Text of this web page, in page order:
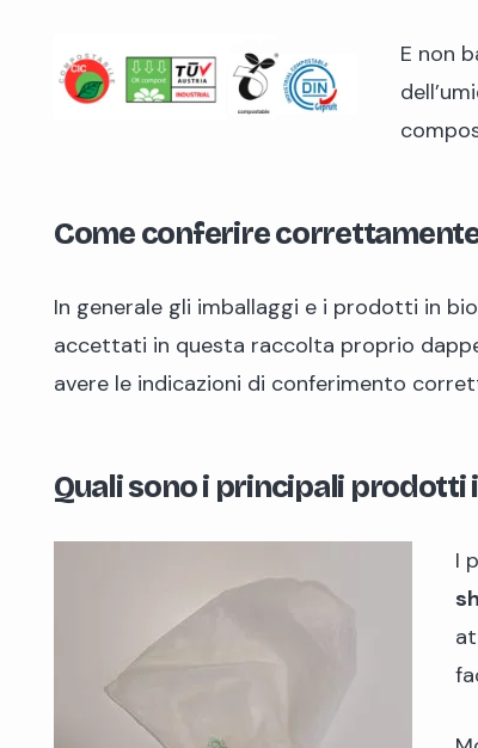
E non
Come conferire
In generale gli imballaggi e i prodotti in
accettati in questa raccolta proprio
avere le indicazioni di conferimento
Quali sono i principali
I